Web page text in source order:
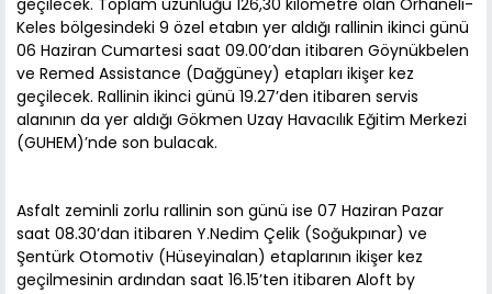
geçilecek. Toplam uzunluğu 126,30 kilometre olan Orhaneli-
Keles bölgesindeki 9 özel etabın yer aldığı rallinin ikinci günü
06 Haziran Cumartesi saat 09.00’dan itibaren Göynükbelen
ve Remed Assistance (Dağgüney) etapları ikişer kez
geçilecek. Rallinin ikinci günü 19.27’den itibaren servis
alanının da yer aldığı Gökmen Uzay Havacılık Eğitim Merkezi
(GUHEM)’nde son bulacak.
Asfalt zeminli zorlu rallinin son günü ise 07 Haziran Pazar
saat 08.30’dan itibaren Y.Nedim Çelik (Soğukpınar) ve
Şentürk Otomotiv (Hüseyinalan) etaplarının ikişer kez
geçilmesinin ardından saat 16.15’ten itibaren Aloft by